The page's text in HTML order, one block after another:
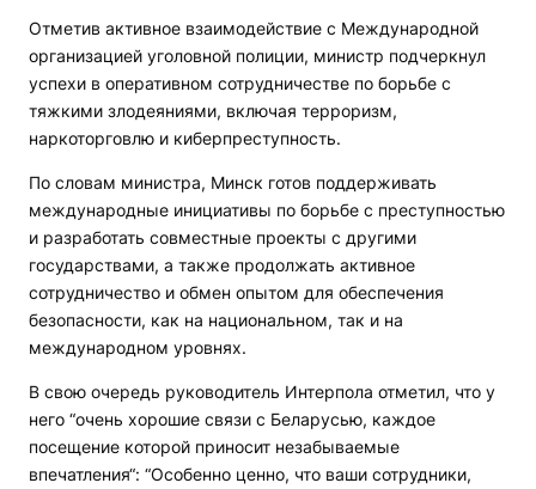
Отметив активное взаимодействие с Международной
организацией уголовной полиции, министр подчеркнул
успехи в оперативном сотрудничестве по борьбе с
тяжкими злодеяниями, включая терроризм,
наркоторговлю и киберпреступность.
По словам министра, Минск готов поддерживать
международные инициативы по борьбе с преступностью
и разработать совместные проекты с другими
государствами, а также продолжать активное
сотрудничество и обмен опытом для обеспечения
безопасности, как на национальном, так и на
международном уровнях.
В свою очередь руководитель Интерпола отметил, что у
него “очень хорошие связи с Беларусью, каждое
посещение которой приносит незабываемые
впечатления“: “Особенно ценно, что ваши сотрудники,